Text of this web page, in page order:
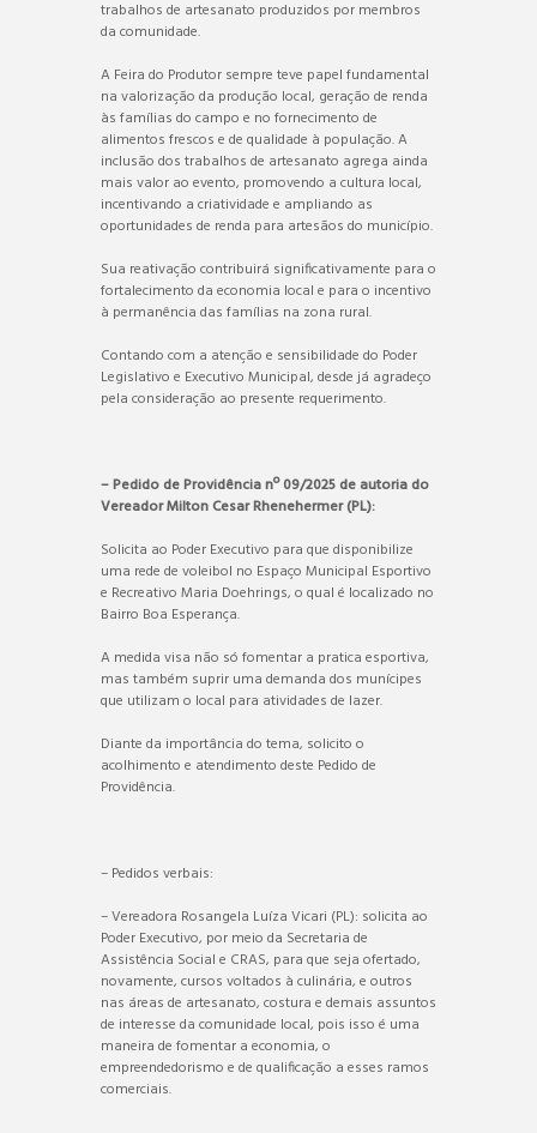
trabalhos de artesanato produzidos por membros
da comunidade.
A Feira do Produtor sempre teve papel fundamental
na valorização da produção local, geração de renda
às famílias do campo e no fornecimento de
alimentos frescos e de qualidade à população. A
inclusão dos trabalhos de artesanato agrega ainda
mais valor ao evento, promovendo a cultura local,
incentivando a criatividade e ampliando as
oportunidades de renda para artesãos do município.
Sua reativação contribuirá significativamente para o
fortalecimento da economia local e para o incentivo
à permanência das famílias na zona rural.
Contando com a atenção e sensibilidade do Poder
Legislativo e Executivo Municipal, desde já agradeço
pela consideração ao presente requerimento.
– Pedido de Providência nº 09/2025 de autoria do
Vereador Milton Cesar Rhenehermer (PL):
Solicita ao Poder Executivo para que disponibilize
uma rede de voleibol no Espaço Municipal Esportivo
e Recreativo Maria Doehrings, o qual é localizado no
Bairro Boa Esperança.
A medida visa não só fomentar a pratica esportiva,
mas também suprir uma demanda dos munícipes
que utilizam o local para atividades de lazer.
Diante da importância do tema, solicito o
acolhimento e atendimento deste Pedido de
Providência.
– Pedidos verbais:
– Vereadora Rosangela Luíza Vicari (PL): solicita ao
Poder Executivo, por meio da Secretaria de
Assistência Social e CRAS, para que seja ofertado,
novamente, cursos voltados à culinária, e outros
nas áreas de artesanato, costura e demais assuntos
de interesse da comunidade local, pois isso é uma
maneira de fomentar a economia, o
empreendedorismo e de qualificação a esses ramos
comerciais.